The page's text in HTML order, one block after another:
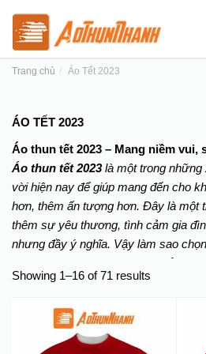
Trang chủ Áo Tết 2023
ÁO TẾT 2023
Áo thun tết 2023 – Mang niềm vui,
Áo thun tết 2023là một trong
vời hiện nay để giúp mang đến cho
hơn, thêm ấn tượng hơn. Đây là một
thêm sự yêu thương, tình cảm gia
nhưng đầy ý nghĩa. Vậy làm sao
2023 đẹp, ý nghĩa đây? Đơn giản,
aothunnhanh.com để tham khảo và
Lựa chọn áo thun tết 2023 – Tết ý
Tết đến, xuân về là lúc mọi người bỏ
Showing 1–16 of 71 results